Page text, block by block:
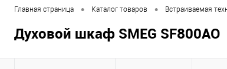
Главная страница • Каталог товаров • Встраиваемая
Духовой шкаф SMEG SF800AO